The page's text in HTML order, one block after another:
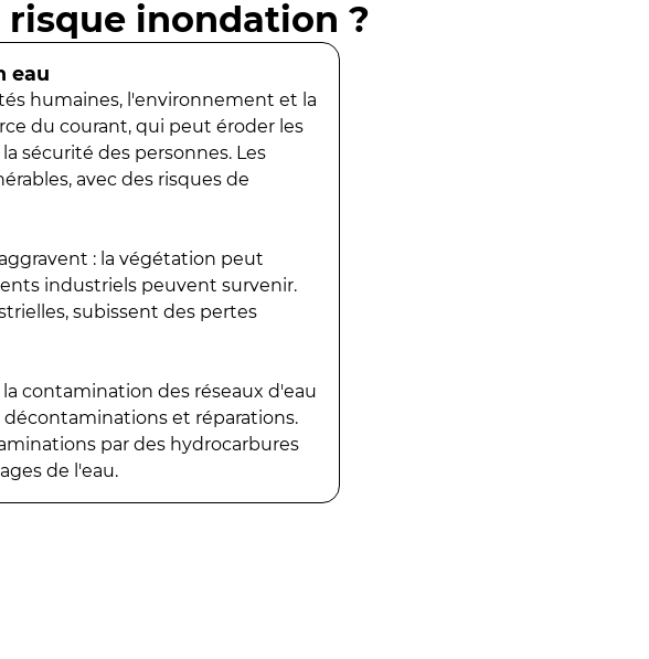
inondation ?
eau
humaines, l'environnement et la
du courant, qui peut éroder les
sécurité des personnes. Les
avec des risques de
: la végétation peut
industriels peuvent survenir.
subissent des pertes
contamination des réseaux d'eau
et réparations.
par des hydrocarbures
de l'eau.